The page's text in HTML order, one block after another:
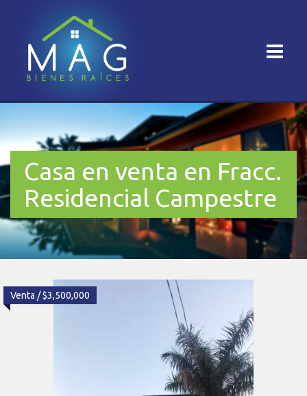
Casa en venta en Fracc.
Residencial Campestre
Venta / $3,500,000